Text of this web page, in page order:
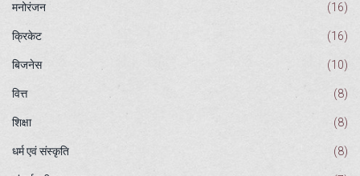
मनोरंजन (16)
क्रिकेट (16)
बिजनेस (10)
वित्त (8)
शिक्षा (8)
धर्म एवं संस्कृति (8)